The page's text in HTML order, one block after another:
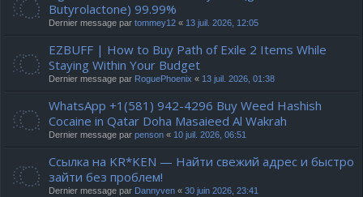
Butyrolactone) 99.99%
Dernier message par tommey12 « 13 juil. 2026, 12:05
EZBUFF | How to Buy Path of Exile 2 Items While
Staying Within Your Budget
Dernier message par RoguePhoenix « 13 juil. 2026, 01:38
WhatsApp +1(581) 942-4296 Buy Weed Hashish
Cocaine in Qatar Doha Masaieed Al Wakrah
Dernier message par penson « 10 juil. 2026, 06:51
Ссылка на KR*KEN — Найти свежий адрес и быстро
зайти без проблем!
Dernier message par Dannyven « 30 juin 2026, 23:41